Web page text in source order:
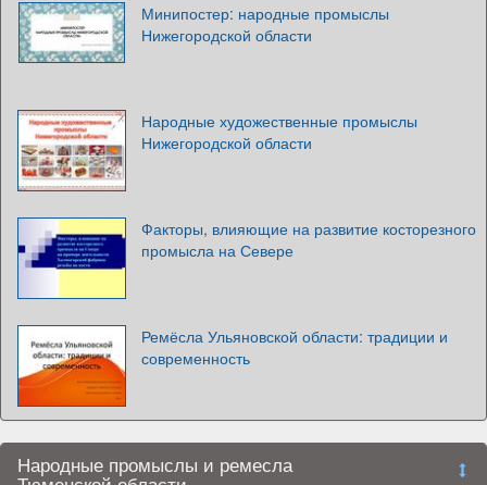
Минипостер: народные промыслы
Нижегородской области
Народные художественные промыслы
Нижегородской области
Факторы, влияющие на развитие косторезного
промысла на Севере
Ремёсла Ульяновской области: традиции и
современность
Народные промыслы и ремесла